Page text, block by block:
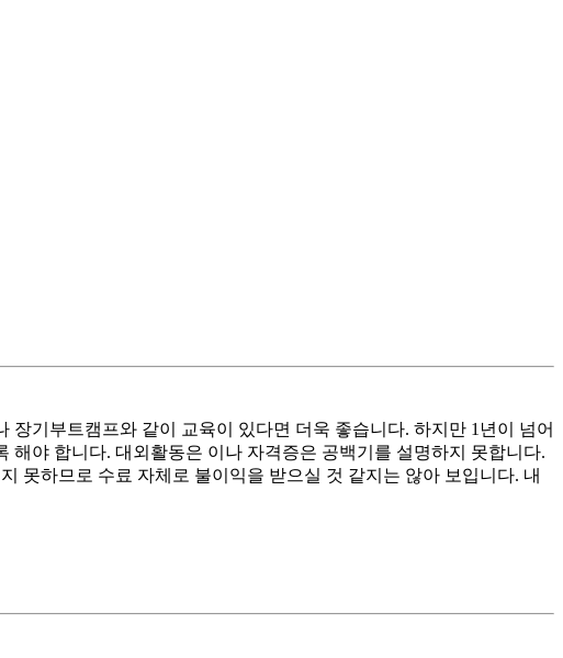
기부트캠프와 같이 교육이 있다면 더욱 좋습니다. 하지만 1년이 넘어
야 합니다. 대외활동은 이나 자격증은 공백기를 설명하지 못합니다.
못하므로 수료 자체로 불이익을 받으실 것 같지는 않아 보입니다. 내